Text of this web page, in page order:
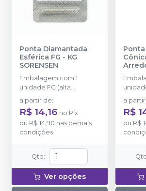
Ponta Diamantada
Esférica FG - KG
SORENSEN
Embalagem com 1
unidade FG (alta
rotação).
a partir de:
R$ 14,16 no Pix
ou R$ 14,90 nas demais
condições
Qtd :
Ver opções
a
R$
ou R$
Qtd